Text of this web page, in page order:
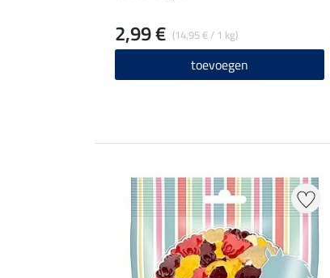
(14,95 € / 1 kg)
2,99 €
toevoegen